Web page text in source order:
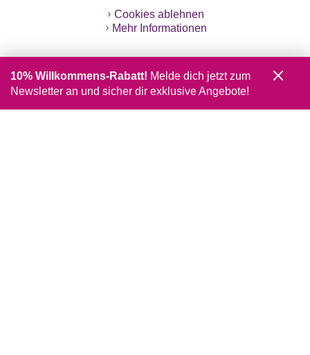
Cookies ablehnen
Mehr Informationen
10% Willkommens-Rabatt! Melde dich jetzt zum
Newsletter an und sicher dir exklusive Angebote!